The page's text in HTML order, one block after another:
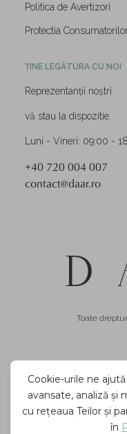
Politica de Avertizori
Protectia
ȚINE LEGĂTURA CU NOI
Reprezentanții noștri
vă stau la dispozitie.
Luni - Vineri: 09:00 -
+40 720 004 007
contact@daar.ro
Toate